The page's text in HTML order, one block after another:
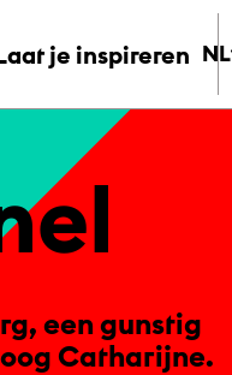
je inspireren NL
een gunstig
Catharijne.